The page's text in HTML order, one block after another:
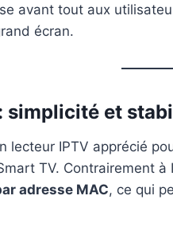
avant tout aux
écran.
simplicité et
lecteur IPTV apprécié
TV. Contrairement
adresse MAC, ce qui